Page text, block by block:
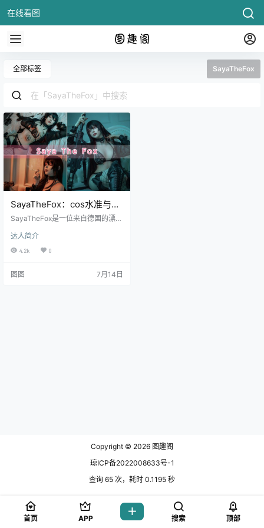
在线看图
全部标签 SayaTheFox
SayaTheFox：cos水准与外
貌俱佳的德国coser
SayaTheFox是一位来自德国的漂亮
称。她长相大气、高冷，仿佛一位
女神降临凡间。在国外社交平台
上，虽然她只拥有5万左右.
达人简介
4.2k 0
图图 7月14日
Copyright © 2026 图趣阁
琼ICP备2022008633号-1
查询 65 次，耗时 0.1195 秒
首页 APP 搜索 顶部